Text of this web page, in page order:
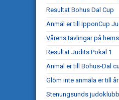
Resultat Bohus Dal Cup
Anmäl er till IpponCup
Vårens tävlingar på
Resultat Judits Pokal 1
Anmäl er till Bohus-Dal
Glöm inte anmäla er till
Stenungsunds